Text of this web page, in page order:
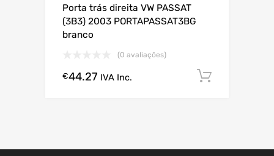
Porta trás direita VW PASSAT
(3B3) 2003 PORTAPASSAT3BG
branco
(0 avaliações)
€44.27 IVA Inc.